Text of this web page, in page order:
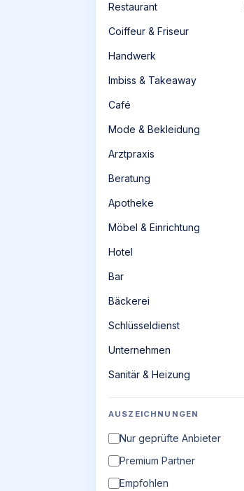
Restaurant
Coiffeur & Friseur
Handwerk
Imbiss & Takeaway
Café
Mode & Bekleidung
Arztpraxis
Beratung
Apotheke
Möbel & Einrichtung
Hotel
Bar
Bäckerei
Schlüsseldienst
Unternehmen
Sanitär & Heizung
AUSZEICHNUNGEN
Nur geprüfte Anbieter
Premium Partner
Empfohlen